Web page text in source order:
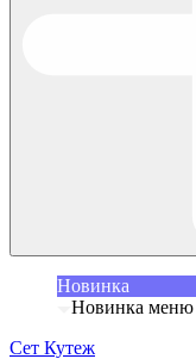
Новинка
Новинка меню
Сет Кутеж